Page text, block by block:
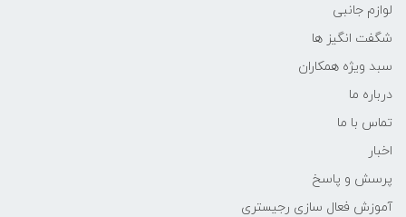
لوازم جانبی
شگفت انگیز ها
سبد ویژه همکاران
درباره ما
تماس با ما
اخبار
پرسش و پاسخ
آموزش فعال سازی رجیستری